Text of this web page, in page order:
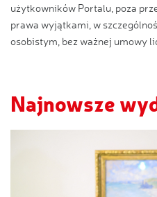
użytkowników Portalu, poza
prawa wyjątkami, w
osobistym, bez ważnej umowy
Najnowsze